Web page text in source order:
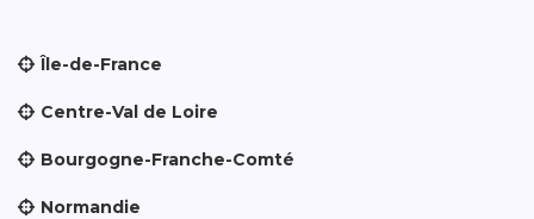
Île-de-France
Centre-Val de Loire
Bourgogne-Franche-Comté
Normandie